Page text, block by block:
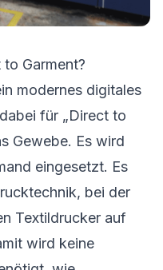
Garment?
modernes digitales
für „Direct to
Gewebe. Es wird
eingesetzt. Es
bei der
Textildrucker auf
wird keine